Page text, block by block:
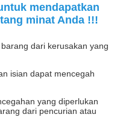
mendapatkan
minat Anda !!!
dari kerusakan yang
isian dapat mencegah
yang diperlukan
dari pencurian atau